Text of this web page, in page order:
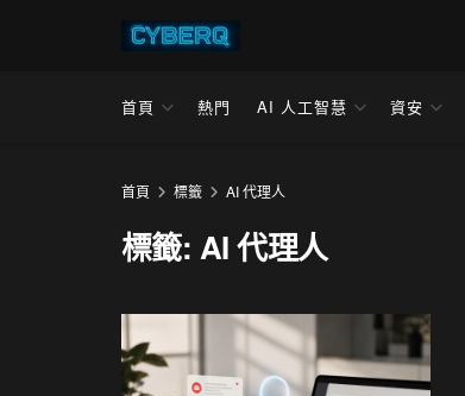
首頁 熱門 AI 人工智慧 資安
首頁 標籤 AI 代理人
標籤: AI 代理人